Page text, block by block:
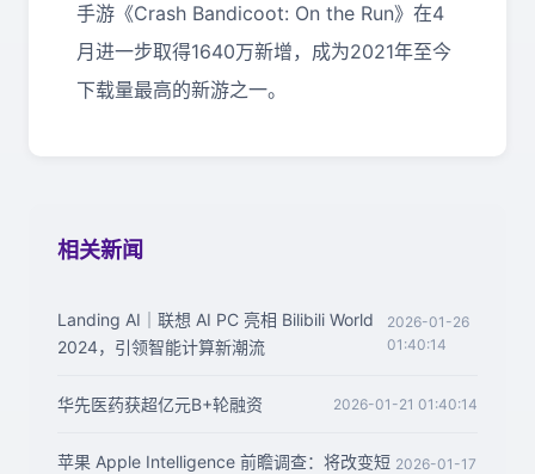
手游《Crash Bandicoot: On the Run》在4
月进一步取得1640万新增，成为2021年至今
下载量最高的新游之一。
相关新闻
Landing AI｜联想 AI PC 亮相 Bilibili World
2024，引领智能计算新潮流
2026-01-26
01:40:14
华先医药获超亿元B+轮融资 2026-01-21 01:40:14
苹果 Apple Intelligence 前瞻调查：将改变短 2026-01-17